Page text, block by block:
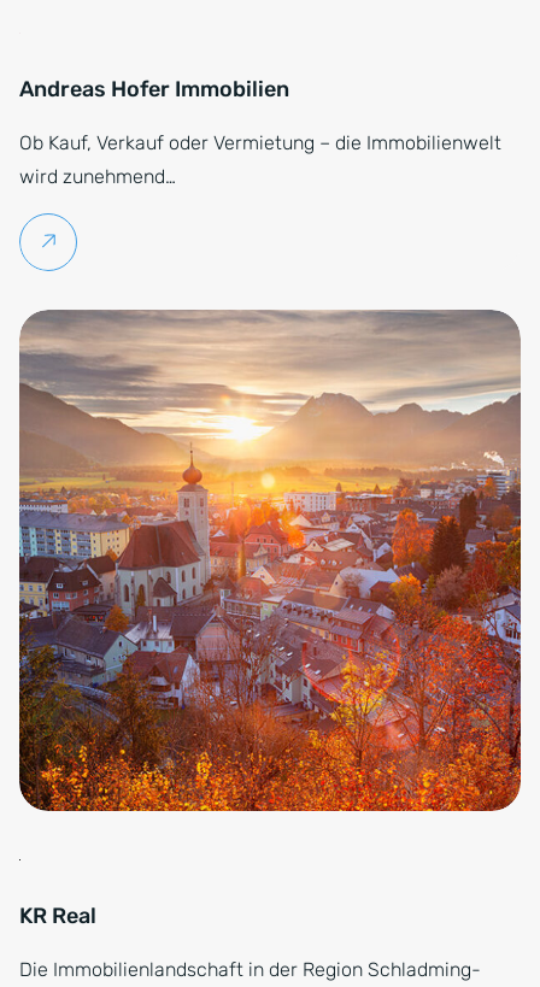
Andreas Hofer Immobilien
Ob Kauf, Verkauf oder Vermietung – die Immobilienwelt
wird zunehmend…
Weiterlesen
KR Real
Die Immobilienlandschaft in der Region Schladming-